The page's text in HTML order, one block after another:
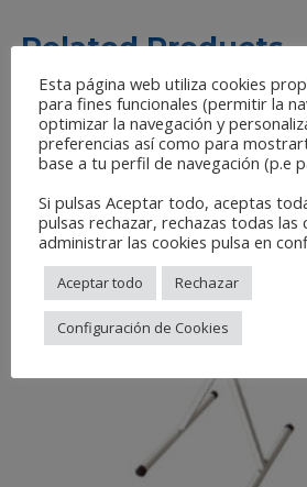
Related Products
Esta página web utiliza cookies
para fines funcionales (permitir la
optimizar la navegación y
preferencias así como para
base a tu perfil de navegación (p.e
Si pulsas Aceptar todo, aceptas
pulsas rechazar, rechazas todas las
administrar las cookies pulsa en
Aceptar todo Rechazar
Configuración de Cookies